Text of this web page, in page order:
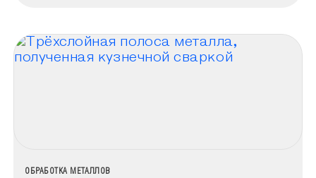
НАЗВАНИЕ КОЛЛЕКЦИИ
ОБРАБОТКА МЕТАЛЛОВ